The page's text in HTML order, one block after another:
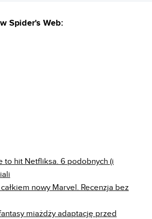
Spider's Web:
to hit Netfliksa. 6 podobnych (i
nowy Marvel. Recenzja bez
miażdży adaptację przed